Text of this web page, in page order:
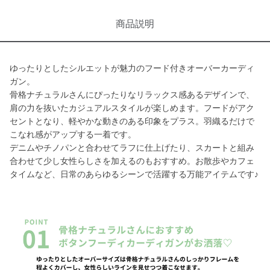
商品説明
ゆったりとしたシルエットが魅力のフード付きオーバーカーディ
ガン。
骨格ナチュラルさんにぴったりなリラックス感あるデザインで、
肩の力を抜いたカジュアルスタイルが楽しめます。フードがアク
セントとなり、軽やかな動きのある印象をプラス。羽織るだけで
こなれ感がアップする一着です。
デニムやチノパンと合わせてラフに仕上げたり、スカートと組み
合わせて少し女性らしさを加えるのもおすすめ。お散歩やカフェ
タイムなど、日常のあらゆるシーンで活躍する万能アイテムです♪